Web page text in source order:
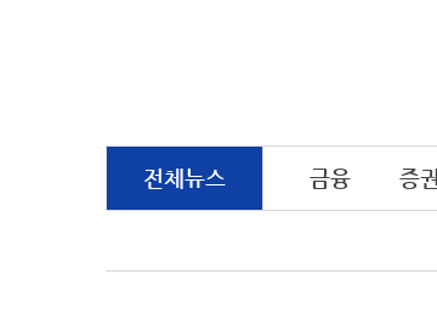
전체뉴스 금융 증권